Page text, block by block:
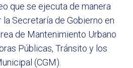
que se ejecuta de manera
Secretaría de Gobierno en
de Mantenimiento Urbano
Públicas, Tránsito y los
(CGM).